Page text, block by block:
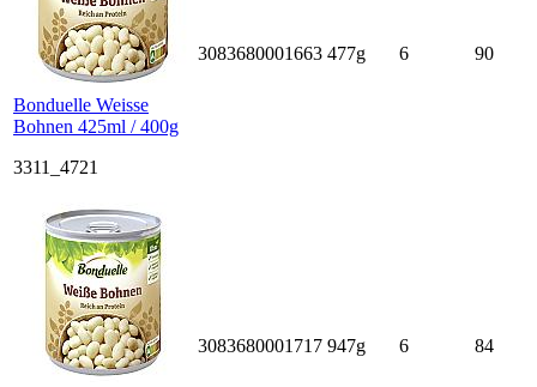
Bonduelle Weisse
Bohnen 425ml / 400g
3311_4721
3083680001663 477g 6 90
3083680001717 947g 6 84